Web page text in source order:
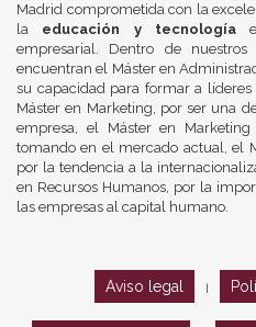
Madrid comprometida con la
la educación y tecnología
empresarial. Dentro de
encuentran el Máster en
su capacidad para formar a
Máster en Marketing, por ser una
empresa, el Máster en
tomando en el mercado actual, el
por la tendencia a la
en Recursos Humanos, por la
las empresas al capital humano.
Aviso legal